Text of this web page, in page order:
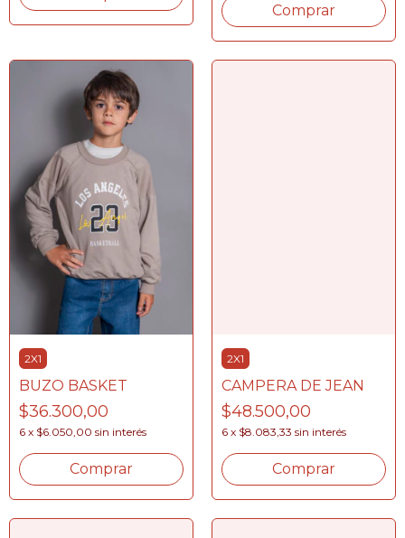
Comprar
2X1
BUZO BASKET
$36.300,00
6 x $6.050,00 sin interés
Comprar
2X1
CAMPERA DE JEAN
$48.500,00
6 x $8.083,33 sin interés
Comprar